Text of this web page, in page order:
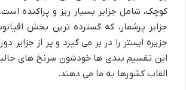
کوچک، شامل جزایر بسیار ریز و پراکنده
جزایر پرشمار، که گسترده ترین بخش
جزیره ایستر را در بر می گیرد و پر از جزایر
این تقسیم بندی ها خودشون سرنخ های
القاب کشورها به ما می دهند.